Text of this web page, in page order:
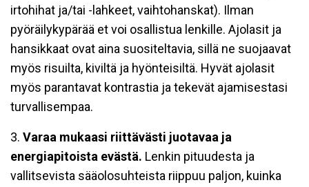
irtohihat ja/tai -lahkeet, vaihtohanskat). Ilman
pyöräilykypärää et voi osallistua lenkille. Ajolasit ja
hansikkaat ovat aina suositeltavia, sillä ne suojaavat
myös risuilta, kiviltä ja hyönteisiltä. Hyvät ajolasit
myös parantavat kontrastia ja tekevät ajamisestasi
turvallisempaa.
3. Varaa mukaasi riittävästi juotavaa ja
energiapitoista evästä. Lenkin pituudesta ja
vallitsevista sääolosuhteista riippuu paljon, kuinka